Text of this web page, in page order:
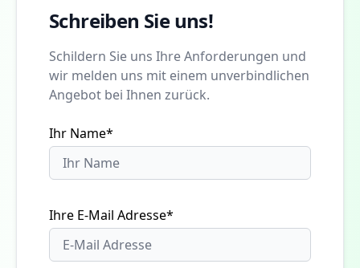
Schreiben Sie uns!
Schildern Sie uns Ihre Anforderungen und
wir melden uns mit einem unverbindlichen
Angebot bei Ihnen zurück.
Ihr Name*
Ihre E-Mail Adresse*